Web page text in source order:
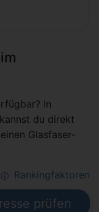
In
kannst du direkt
Glasfaser-
Rankingfaktoren
prüfen